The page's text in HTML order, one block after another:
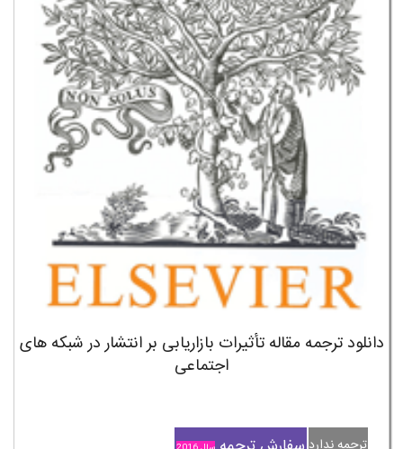
دانلود ترجمه مقاله تأثیرات بازاریابی بر انتشار در شبکه های
اجتماعی